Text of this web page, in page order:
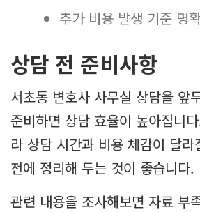
추가 비용 발생 기준 명
상담 전 준비사항
서초동 변호사 사무실 상담을 앞
준비하면 상담 효율이 높아집니
라 상담 시간과 비용 체감이 달
전에 정리해 두는 것이 좋습니다.
관련 내용을 조사해보면 자료 부